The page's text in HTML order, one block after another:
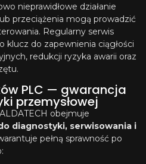
nieprawidłowe działanie
przeciążenia mogą prowadzić
Regularny serwis
klucz do zapewnienia ciągłości
redukcji ryzyka awarii oraz
PLC — gwarancja
przemysłowej
obejmuje
diagnostyki, serwisowania i
pełną sprawność po